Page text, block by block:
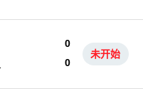
0
0
未开始